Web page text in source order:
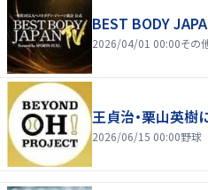
BEST BODY
2026/04/01 00:00その
王貞治・栗山英樹
2026/06/15 00:00野球